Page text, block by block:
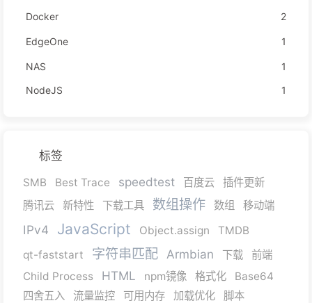
Docker 2
EdgeOne 1
NAS
1
NodeJS
1
标签
SMB Best Trace speedtest 百度云
插件更新
腾讯云
新特性 下载工具 数组操作 数组 移动端
IPv4 JavaScript Object.assign
TMDB
qt-faststart
字符串匹配 Armbian 下载
前端
Child Process
HTML npm镜像 格式化
Base64
四舍五入
流量监控 可用内存 加载优化 脚本